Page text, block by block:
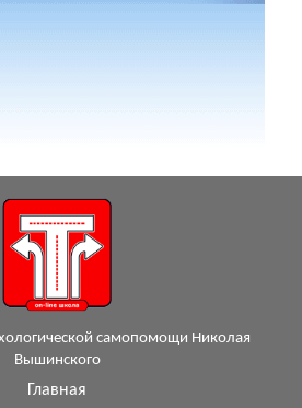
самопомощи Николая
Вышинского
Главная